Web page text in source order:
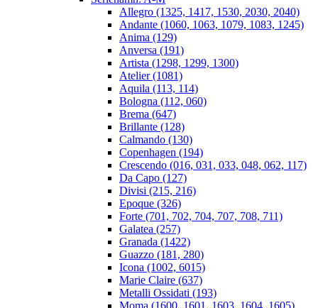
Allegro (1325, 1417, 1530, 2030, 2040)
Andante (1060, 1063, 1079, 1083, 1245)
Anima (129)
Anversa (191)
Artista (1298, 1299, 1300)
Atelier (1081)
Aquila (113, 114)
Bologna (112, 060)
Brema (647)
Brillante (128)
Calmando (130)
Copenhagen (194)
Crescendo (016, 031, 033, 048, 062, 117)
Da Capo (127)
Divisi (215, 216)
Epoque (326)
Forte (701, 702, 704, 707, 708, 711)
Galatea (257)
Granada (1422)
Guazzo (181, 280)
Icona (1002, 6015)
Marie Claire (637)
Metalli Ossidati (193)
Moma (1600, 1601, 1603, 1604, 1605)